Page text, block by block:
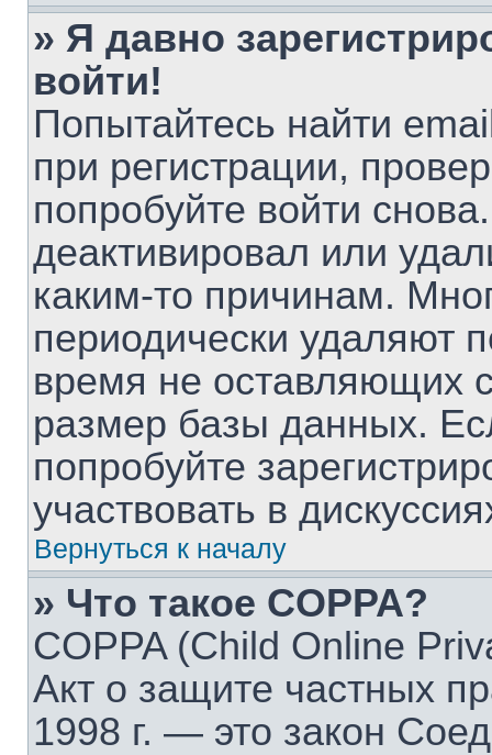
» Я давно
войти!
Попытайтесь найти
при регистрации,
попробуйте войти
деактивировал или
каким-то причинам.
периодически удаляют
время не оставляющих
размер базы данных.
попробуйте
участвовать в
Вернуться к началу
» Что такое COPPA?
COPPA (Child Online
Акт о защите частных
1998 г. — это закон